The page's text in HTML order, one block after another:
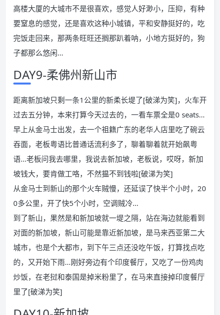
高楼大厦的大城市不是很喜欢，感觉人好渺小，压抑，有种
要窒息的感觉，还是喜欢这种小城镇，平和安静挺好的，吃
完饭走回来，那两条旺旺还搁那趴着呐，小地方挺好的，狗
子都那么悠闲…
DAY9-柔佛州新山市
距离新加坡只剩一条1公里的新柔长堤了[破涕为笑]，火车开
过去五分钟，本来打算今天过去的，一看车票全是0 seats…
早上从金马士出发，去一个祖籍广东的老华人店里吃了碗云
吞面，老板粤语比普通话流利多了，聊着聊着就开始飙粤
语…老板问我去哪里，我说去新加坡，老板说，哎呀，新加
坡钱大，要肯做工咯，不然揾不到钱啦[破涕为笑]
从金马士到新山的那个火车贼慢，还延误了快半个小时，20
0多公里，开了快5个小时，空调贼冷…
到了新山，果然是和新加坡就一堤之隔，站在海边就能看到
对面的新加坡，新山可能是靠近新加坡，是马来西亚第二大
城市，也是个大都市，到下午三点还没吃午饭，打算找点吃
的，又开始下雨…刚好旁边有个印度餐厅，又吃了一份鸡肉
炒饭，在老挝和泰国是掉米粉里了，在马来直接掉印度餐厅
里了[破涕为笑]